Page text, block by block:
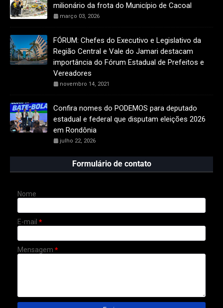
milionário da frota do Município de Cacoal
março 03, 2026
FÓRUM: Chefes do Executivo e Legislativo da
Região Central e Vale do Jamari destacam
importância do Fórum Estadual de Prefeitos e
Vereadores
novembro 14, 2021
Confira nomes do PODEMOS para deputado
estadual e federal que disputam eleições 2026
em Rondônia
julho 22, 2026
Formulário de contato
Nome
E-mail *
Mensagem *